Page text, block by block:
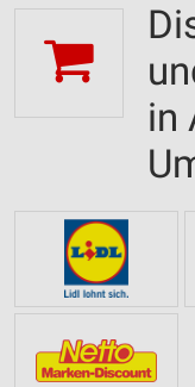
in